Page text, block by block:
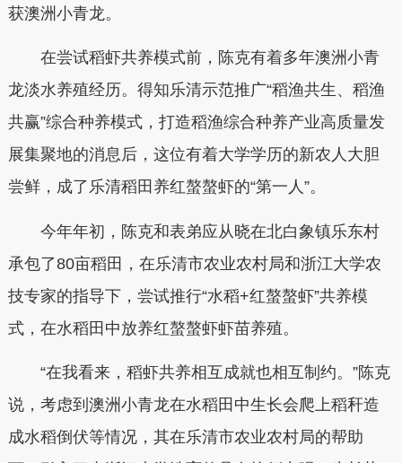
获澳洲小青龙。
在尝试稻虾共养模式前，陈克有着多年澳洲小青
龙淡水养殖经历。得知乐清示范推广“稻渔共生、稻渔
共赢”综合种养模式，打造稻渔综合种养产业高质量发
展集聚地的消息后，这位有着大学学历的新农人大胆
尝鲜，成了乐清稻田养红螯螯虾的“第一人”。
今年年初，陈克和表弟应从晓在北白象镇乐东村
承包了80亩稻田，在乐清市农业农村局和浙江大学农
技专家的指导下，尝试推行“水稻+红螯螯虾”共养模
式，在水稻田中放养红螯螯虾虾苗养殖。
“在我看来，稻虾共养相互成就也相互制约。”陈克
说，考虑到澳洲小青龙在水稻田中生长会爬上稻秆造
成水稻倒伏等情况，其在乐清市农业农村局的帮助